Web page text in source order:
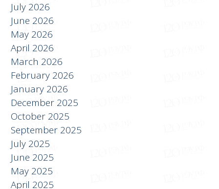
July 2026
June 2026
May 2026
April 2026
March 2026
February 2026
January 2026
December 2025
October 2025
September 2025
July 2025
June 2025
May 2025
April 2025